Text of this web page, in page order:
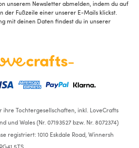
unserem Newsletter abmelden, indem du auf
der Fußzeile einer unserer E-Mails klickst.
mit deinen Daten findest du in unserer
ihre Tochtergesellschaften, inkl. LoveCrafts
und Wales (Nr. 07193527 bzw. Nr. 8072374)
registriert: 1010 Eskdale Road, Winnersh